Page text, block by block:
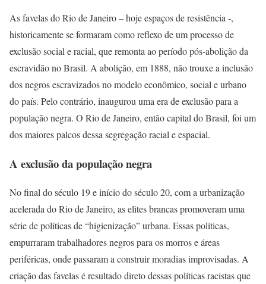
As favelas do Rio de Janeiro – hoje espaços de resistência -,
historicamente se formaram como reflexo de um processo de
exclusão social e racial, que remonta ao período pós-abolição da
escravidão no Brasil. A abolição, em 1888, não trouxe a inclusão
dos negros escravizados no modelo econômico, social e urbano
do país. Pelo contrário, inaugurou uma era de exclusão para a
população negra. O Rio de Janeiro, então capital do Brasil, foi um
dos maiores palcos dessa segregação racial e espacial.
A exclusão da população negra
No final do século 19 e início do século 20, com a urbanização
acelerada do Rio de Janeiro, as elites brancas promoveram uma
série de políticas de “higienização” urbana. Essas políticas,
empurraram trabalhadores negros para os morros e áreas
periféricas, onde passaram a construir moradias improvisadas. A
criação das favelas é resultado direto dessas políticas racistas que